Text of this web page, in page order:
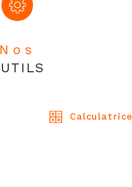
Nos
Calculatrice